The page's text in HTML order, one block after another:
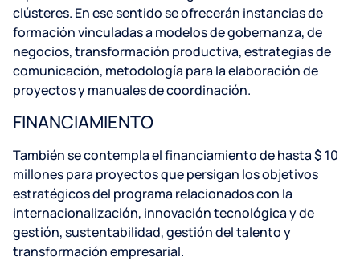
clústeres. En ese sentido se ofrecerán instancias de
formación vinculadas a modelos de gobernanza, de
negocios, transformación productiva, estrategias de
comunicación, metodología para la elaboración de
proyectos y manuales de coordinación.
FINANCIAMIENTO
También se contempla el financiamiento de hasta $ 10
millones para proyectos que persigan los objetivos
estratégicos del programa relacionados con la
internacionalización, innovación tecnológica y de
gestión, sustentabilidad, gestión del talento y
transformación empresarial.